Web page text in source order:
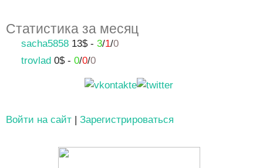
Статистика за месяц
sacha585813$ - 3/1/0
trovlad0$ - 0/0/0
Войти на сайт | Зарегистрироваться